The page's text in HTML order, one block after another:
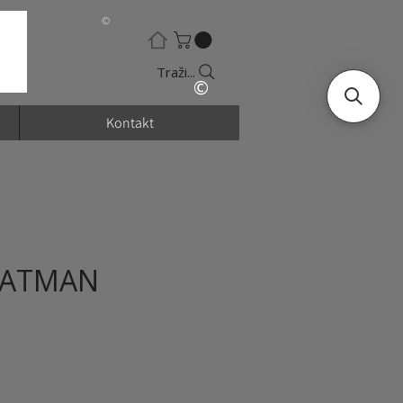
©
©
Traži...
Kontakt